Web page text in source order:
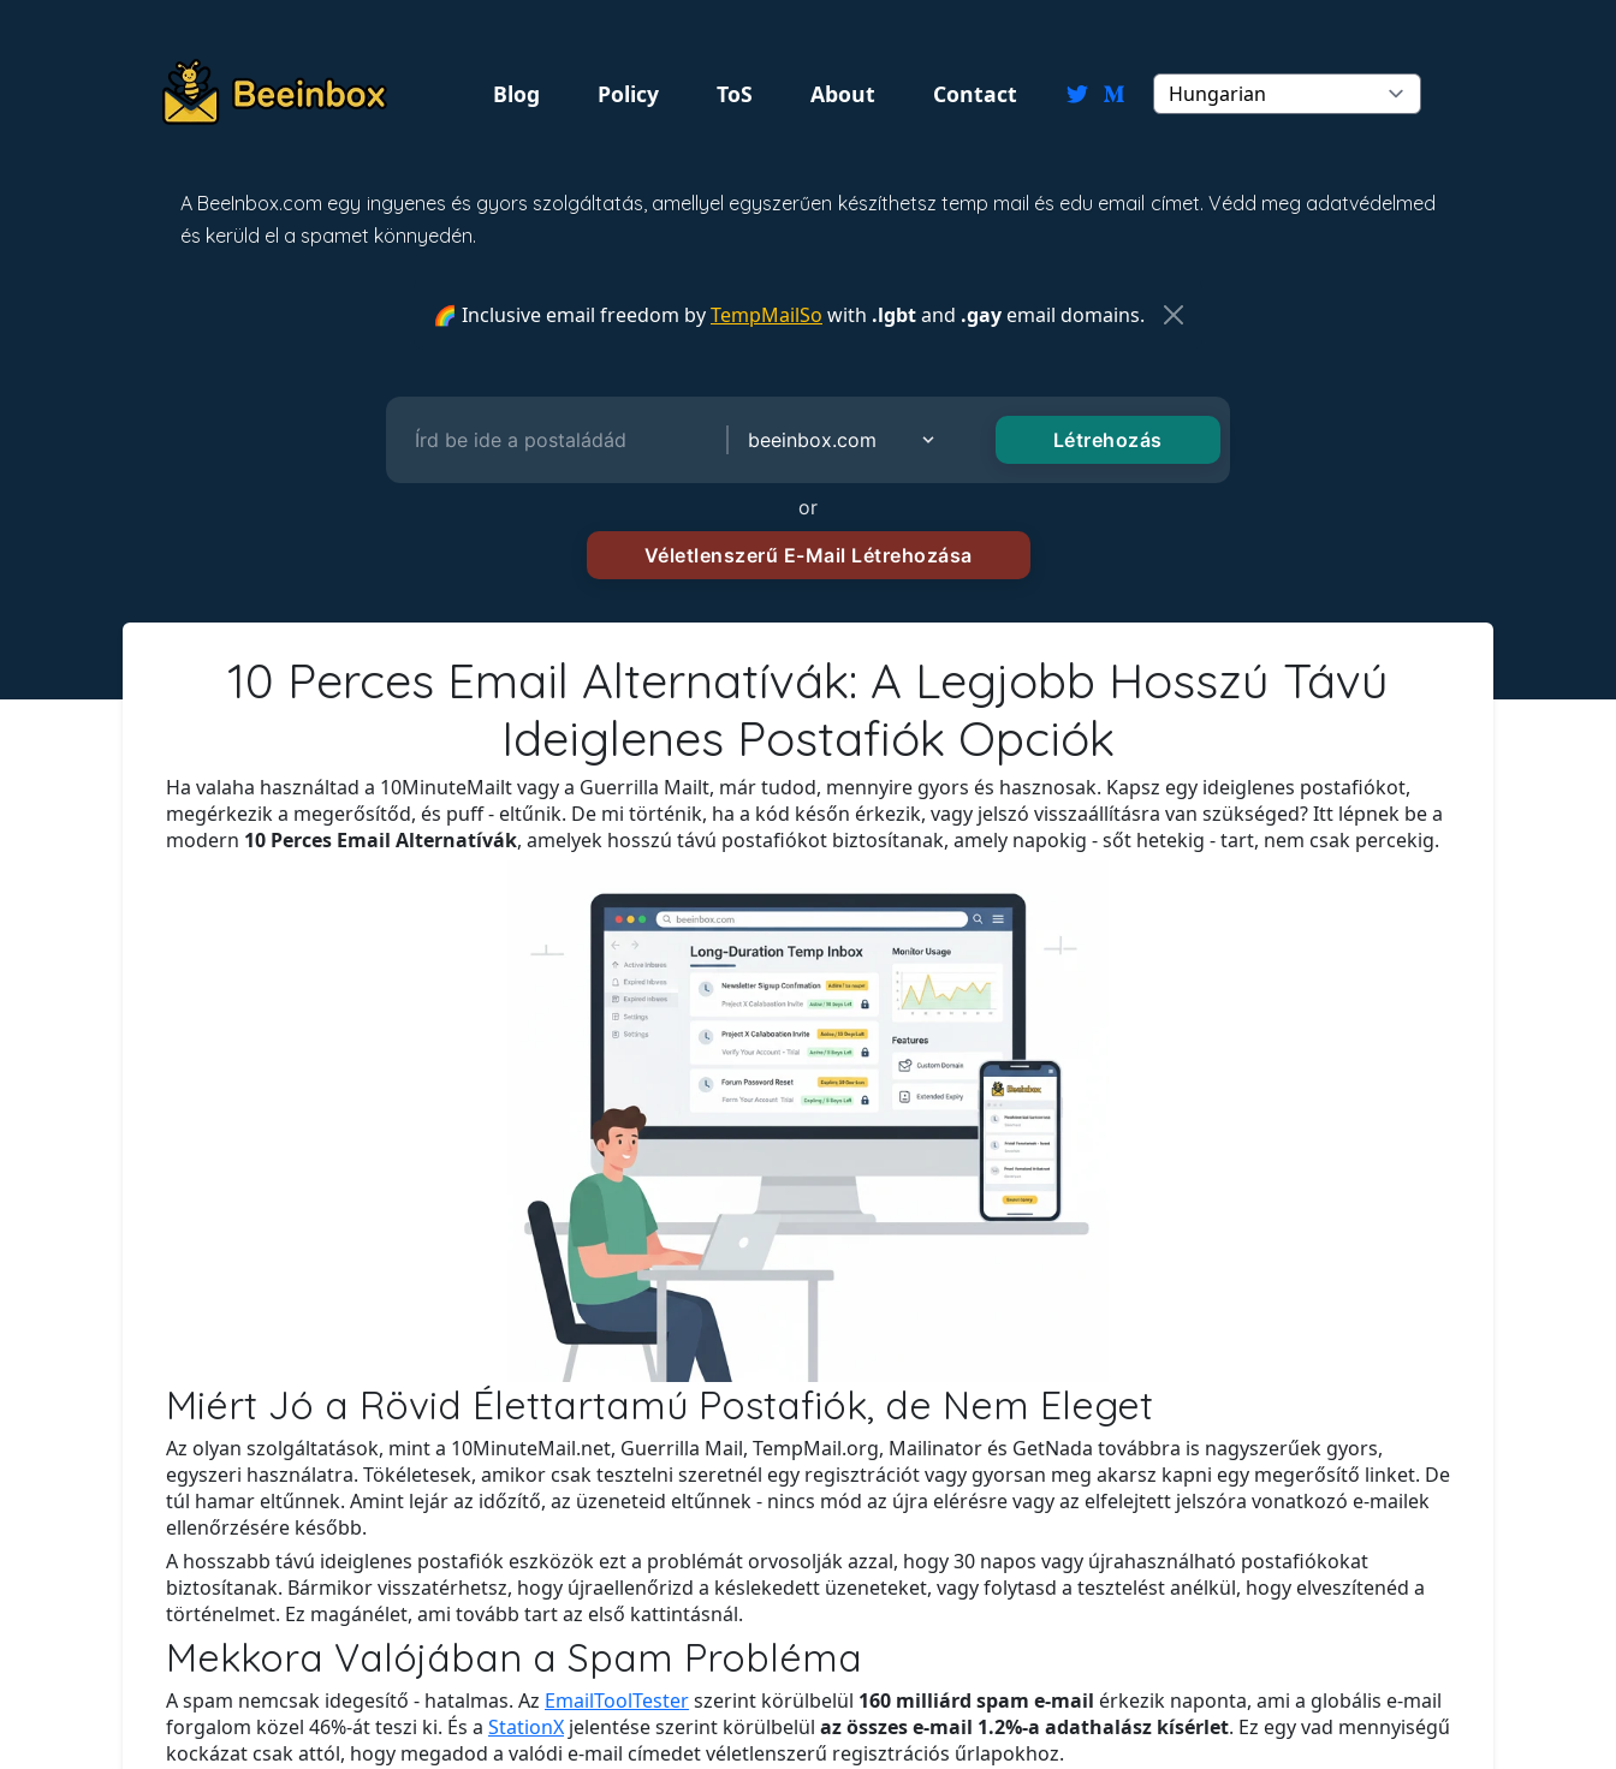
Blog Policy ToS About Contact
A BeeInbox.com egy ingyenes és gyors szolgáltatás, amellyel egyszerűen készíthetsz temp mail és edu email címet. Védd meg adatvédelmed
és kerüld el a spamet könnyedén.
🌈 Inclusive email freedom byTempMailSo with .lgbtand .gayemail domains.
or
10 Perces Email Alternatívák: A Legjobb Hosszú Távú
Ideiglenes Postafiók Opciók
Ha valaha használtad a 10MinuteMailt vagy a Guerrilla Mailt, már tudod, mennyire gyors és hasznosak. Kapsz egy ideiglenes postafiókot,
megérkezik a megerősítőd, és puff - eltűnik. De mi történik, ha a kód későn érkezik, vagy jelszó visszaállításra van szükséged? Itt lépnek be a
modern 10 Perces Email Alternatívák, amelyek hosszú távú postafiókot biztosítanak, amely napokig - sőt hetekig - tart, nem csak percekig.
Miért Jó a Rövid Élettartamú Postafiók, de Nem Eleget
Az olyan szolgáltatások, mint a 10MinuteMail.net, Guerrilla Mail, TempMail.org, Mailinator és GetNada továbbra is nagyszerűek gyors,
egyszeri használatra. Tökéletesek, amikor csak tesztelni szeretnél egy regisztrációt vagy gyorsan meg akarsz kapni egy megerősítő linket. De
túl hamar eltűnnek. Amint lejár az időzítő, az üzeneteid eltűnnek - nincs mód az újra elérésre vagy az elfelejtett jelszóra vonatkozó e-mailek
ellenőrzésére később.
A hosszabb távú ideiglenes postafiók eszközök ezt a problémát orvosolják azzal, hogy 30 napos vagy újrahasználható postafiókokat
biztosítanak. Bármikor visszatérhetsz, hogy újraellenőrizd a késlekedett üzeneteket, vagy folytasd a tesztelést anélkül, hogy elveszítenéd a
történelmet. Ez magánélet, ami tovább tart az első kattintásnál.
Mekkora Valójában a Spam Probléma
A spam nemcsak idegesítő - hatalmas. Az EmailToolTesterszerint körülbelül 160 milliárd spam e-mail érkezik naponta, ami a globális e-mail
forgalom közel 46%-át teszi ki. És a StationX jelentése szerint körülbelül az összes e-mail 1.2%-a adathalász kísérlet. Ez egy vad mennyiségű
kockázat csak attól, hogy megadod a valódi e-mail címedet véletlenszerű regisztrációs űrlapokhoz.